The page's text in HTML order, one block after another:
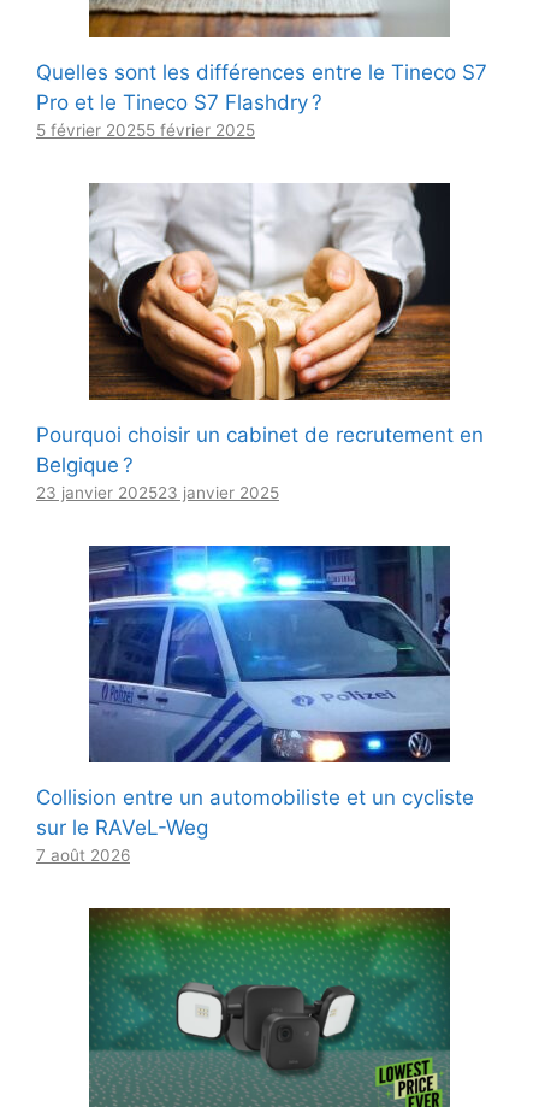
Quelles sont les différences entre le Tineco S7
Pro et le Tineco S7 Flashdry ?
5 février 20255 février 2025
Pourquoi choisir un cabinet de recrutement en
Belgique ?
23 janvier 202523 janvier 2025
Collision entre un automobiliste et un cycliste
sur le RAVeL-Weg
7 août 2026